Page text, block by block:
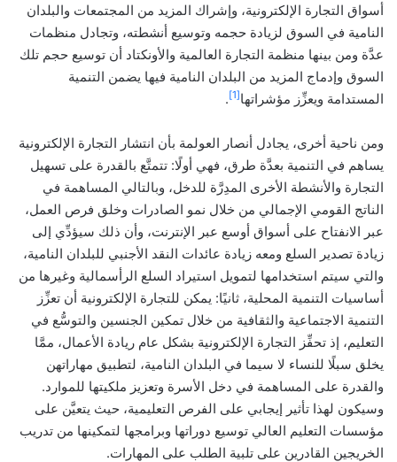
أسواق التجارة الإلكترونية، وإشراك المزيد من المجتمعات والبلدان
النامية في السوق لزيادة حجمه وتوسيع أنشطته، وتجادل منظمات
عدَّة ومن بينها منظمة التجارة العالمية والأونكتاد أن توسيع حجم تلك
السوق وإدماج المزيد من البلدان النامية فيها يضمن التنمية
المستدامة ويعزِّز مؤشراتها[1]
.
ومن ناحية أخرى، يجادل أنصار العولمة بأن انتشار التجارة الإلكترونية
يساهم في التنمية بعدَّة طرق، فهي أولًا: تتمتَّع بالقدرة على تسهيل
التجارة والأنشطة الأخرى المدِرَّة للدخل، وبالتالي المساهمة في
الناتج القومي الإجمالي من خلال نمو الصادرات وخلق فرص العمل،
عبر الانفتاح على أسواق أوسع عبر الإنترنت، وأن ذلك سيؤدِّي إلى
زيادة تصدير السلع ومعه زيادة عائدات النقد الأجنبي للبلدان النامية،
والتي سيتم استخدامها لتمويل استيراد السلع الرأسمالية وغيرها من
أساسيات التنمية المحلية، ثانيًا: يمكن للتجارة الإلكترونية أن تعزِّز
التنمية الاجتماعية والثقافية من خلال تمكين الجنسين والتوسُّع في
التعليم، إذ تحفِّز التجارة الإلكترونية بشكل عام ريادة الأعمال، ممَّا
يخلق سبلًا للنساء لا سيما في البلدان النامية، لتطبيق مهاراتهن
والقدرة على المساهمة في دخل الأسرة وتعزيز ملكيتها للموارد.
وسيكون لهذا تأثير إيجابي على الفرص التعليمية، حيث يتعيَّن على
مؤسسات التعليم العالي توسيع دوراتها وبرامجها لتمكينها من تدريب
الخريجين القادرين على تلبية الطلب على المهارات.